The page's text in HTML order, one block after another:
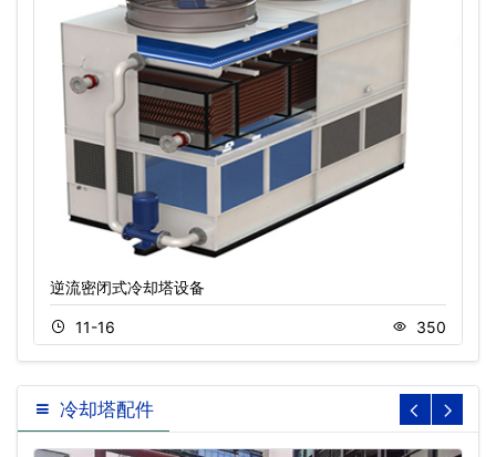
逆流密闭式冷却塔设备
11-16 350
冷却塔配件